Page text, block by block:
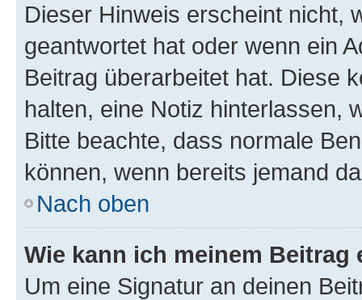
Dieser Hinweis erscheint nicht,
geantwortet hat oder wenn ein
Beitrag überarbeitet hat. Diese
halten, eine Notiz hinterlassen,
Bitte beachte, dass normale
können, wenn bereits jemand
Nach oben
Wie kann ich meinem
Um eine Signatur an deinen